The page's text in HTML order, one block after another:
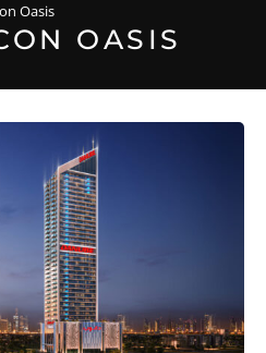
Oasis
OASIS